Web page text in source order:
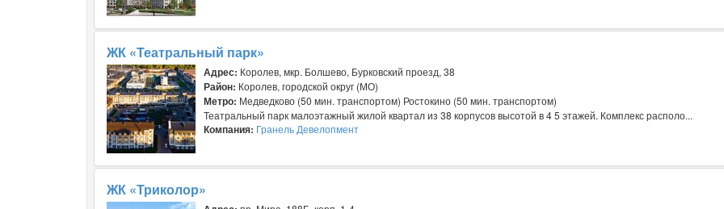
ЖК «Театральный парк»
Адрес: Королев, мкр. Болшево, Бурковский проезд, 38
Район: Королев, городской округ (МО)
Метро: Медведково (50 мин. транспортом) Ростокино (50 мин. транспортом)
Театральный парк малоэтажный жилой квартал из 38 корпусов высотой в 4 5 этажей. Комплекс располо...
Компания: Гранель Девелопмент
ЖК «Триколор»